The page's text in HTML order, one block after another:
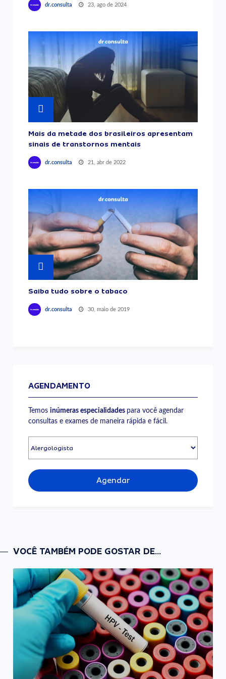
dr.consulta 23, ago de 2024
Mais da metade dos brasileiros apresentam
sinais de transtornos mentais
dr.consulta 21, abr de 2022
Saiba tudo sobre o tabaco
dr.consulta 30, maio de 2019
AGENDAMENTO
Temosinúmeras especialidades para você agendar
consultas e exames de maneira rápida e fácil.
Agendar
VOCÊ TAMBÉM PODE GOSTAR DE...